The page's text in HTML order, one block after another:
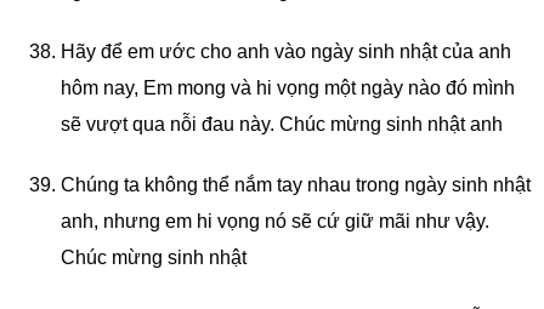
Hãy để em ước cho anh vào ngày sinh nhật của anh
hôm nay, Em mong và hi vọng một ngày nào đó mình
sẽ vượt qua nỗi đau này. Chúc mừng sinh nhật anh
Chúng ta không thể nắm tay nhau trong ngày sinh nhật
anh, nhưng em hi vọng nó sẽ cứ giữ mãi như vậy.
Chúc mừng sinh nhật